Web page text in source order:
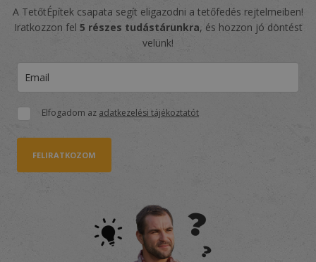
A TetőtÉpítek csapata segít eligazodni a tetőfedés rejtelmeiben!
Iratkozzon fel 5 részes tudástárunkra, és hozzon jó döntést
velünk!
Elfogadom az adatkezelési tájékoztatót
FELIRATKOZOM